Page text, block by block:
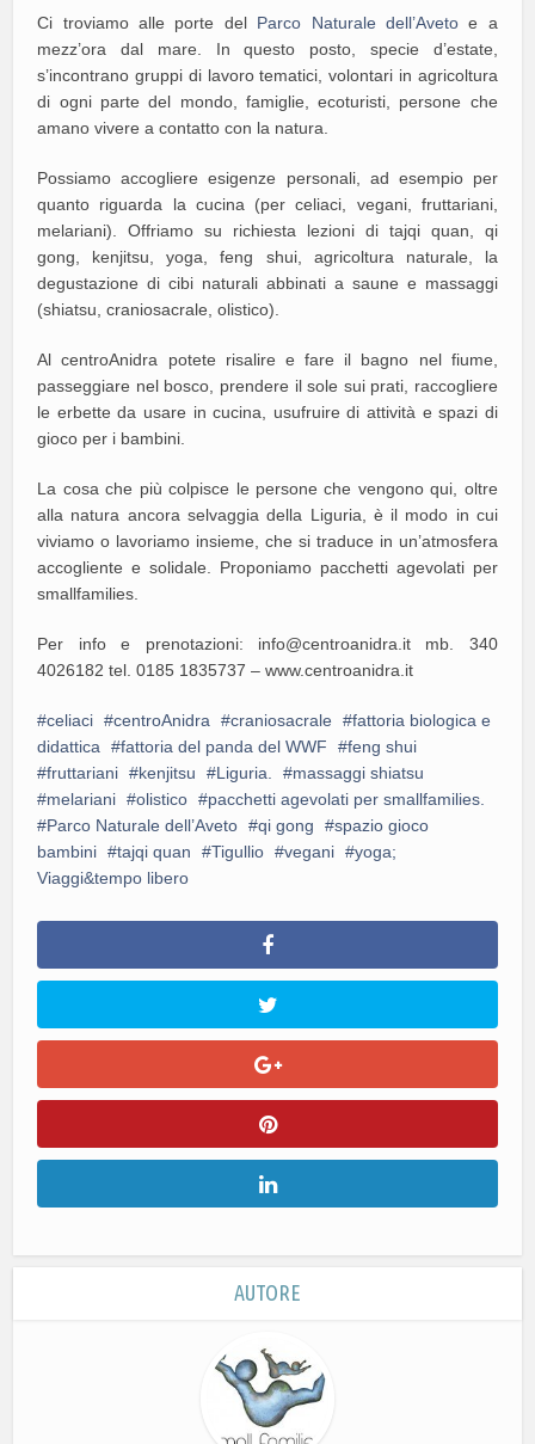
Ci troviamo alle porte del Parco Naturale dell’Aveto e a
mezz’ora dal mare. In questo posto, specie d’estate,
s’incontrano gruppi di lavoro tematici, volontari in agricoltura
di ogni parte del mondo, famiglie, ecoturisti, persone che
amano vivere a contatto con la natura.
Possiamo accogliere esigenze personali, ad esempio per
quanto riguarda la cucina (per celiaci, vegani, fruttariani,
melariani). Offriamo su richiesta lezioni di tajqi quan, qi
gong, kenjitsu, yoga, feng shui, agricoltura naturale, la
degustazione di cibi naturali abbinati a saune e massaggi
(shiatsu, craniosacrale, olistico).
Al centroAnidra potete risalire e fare il bagno nel fiume,
passeggiare nel bosco, prendere il sole sui prati, raccogliere
le erbette da usare in cucina, usufruire di attività e spazi di
gioco per i bambini.
La cosa che più colpisce le persone che vengono qui, oltre
alla natura ancora selvaggia della Liguria, è il modo in cui
viviamo o lavoriamo insieme, che si traduce in un’atmosfera
accogliente e solidale. Proponiamo pacchetti agevolati per
smallfamilies.
Per info e prenotazioni: info@centroanidra.it mb. 340
4026182 tel. 0185 1835737 – www.centroanidra.it
celiaci centroAnidra craniosacrale
fattoria biologica e
didattica
fattoria del panda del WWF
feng shui
fruttariani
kenjitsu Liguria.
massaggi shiatsu
melariani
olistico
pacchetti agevolati per smallfamilies.
Parco Naturale dell’Aveto
qi gong
spazio gioco
bambini
tajqi quan Tigullio vegani
yoga;
Viaggi&tempo libero
AUTORE